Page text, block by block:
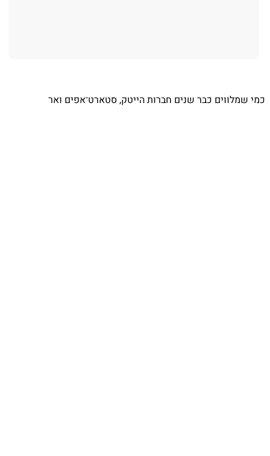
שמלווים כבר שנים חברות הייטק, סטארט־אפים ואר